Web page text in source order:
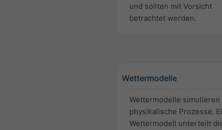
und sollten mit Vorsicht
betrachtet werden.
Wettermodelle
Wettermodelle simulieren
physikalische Prozesse.
Wettermodell unterteilt